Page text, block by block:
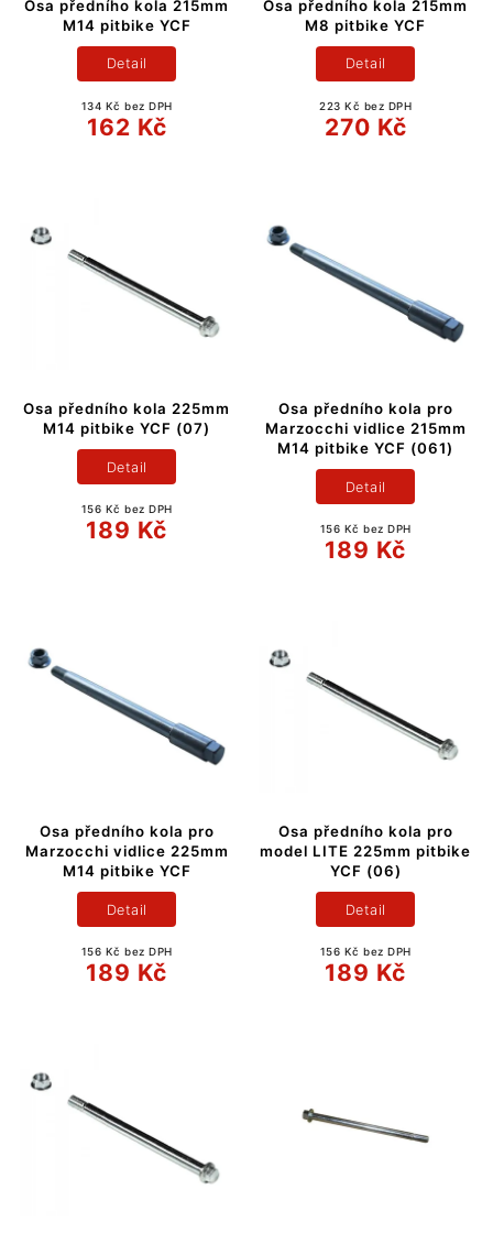
Osa předního kola 215mm
M14 pitbike YCF
134 Kč bez DPH
162 Kč
Detail
Osa předního kola 215mm
M8 pitbike YCF
223 Kč bez DPH
270 Kč
Detail
Osa předního kola 225mm
M14 pitbike YCF (07)
156 Kč bez DPH
189 Kč
Detail
Osa předního kola pro
Marzocchi vidlice 215mm
M14 pitbike YCF (061)
156 Kč bez DPH
189 Kč
Detail
Osa předního kola pro
Marzocchi vidlice 225mm
M14 pitbike YCF
156 Kč bez DPH
189 Kč
Detail
Osa předního kola pro
model LITE 225mm pitbike
YCF (06)
156 Kč bez DPH
189 Kč
Detail